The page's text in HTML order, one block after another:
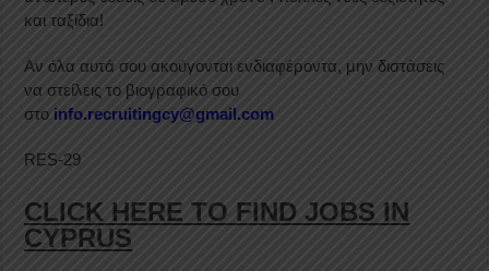
και ταξίδια!
Αν όλα αυτά σου ακούγονται ενδιαφέροντα, μην διστάσεις
να στείλεις το βιογραφικό σου
στο info.recruitingcy@gmail.com
RES-29
CLICK HERE TO FIND JOBS IN
CYPRUS